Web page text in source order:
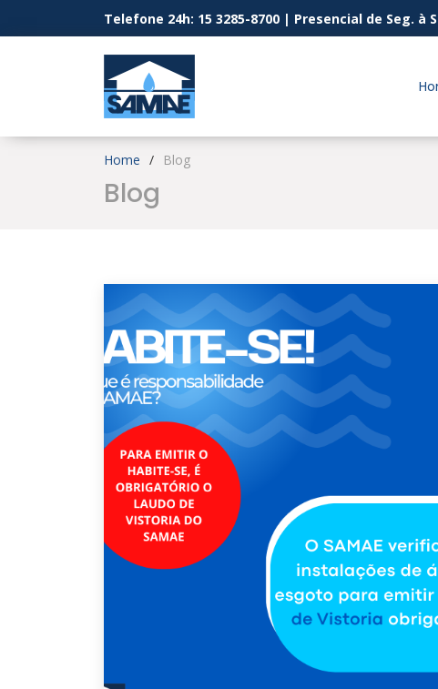
Telefone 24h: 15 3285-8700 | Presencial de Seg. à
Home Blog
Blog